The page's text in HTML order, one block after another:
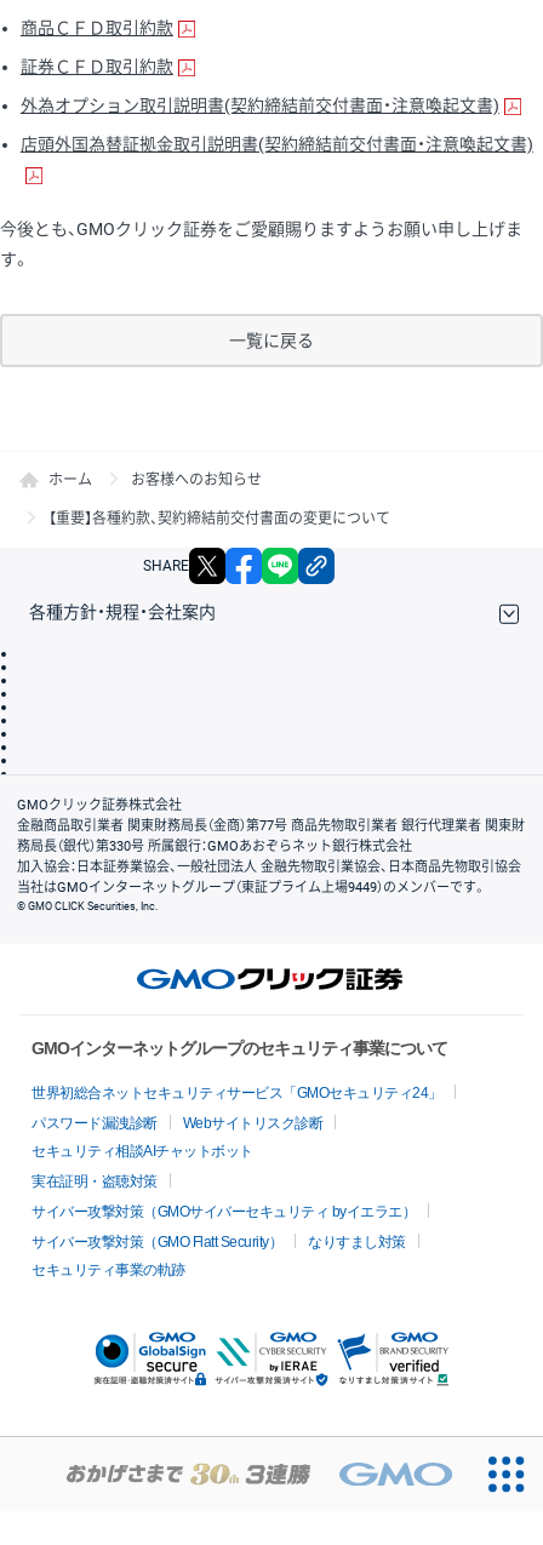
商品ＣＦＤ取引約款
証券ＣＦＤ取引約款
外為オプション取引説明書(契約締結前交付書面・注意喚起文書)
店頭外国為替証拠金取引説明書(契約締結前交付書面・注意喚起文書)
今後とも、GMOクリック証券をご愛顧賜りますようお願い申し上げま
す。
一覧に戻る
ホーム お客様へのお知らせ
【重要】各種約款、契約締結前交付書面の変更について
SHARE X facebook
各種方針・規程・会社案内
会社案内
GMOクリック証券株式会社
金融商品取引業者 関東財務局長（金商）第77号 商品先物取引業者 銀行代理業者 関東財
務局長（銀代）第330号 所属銀行：GMOあおぞらネット銀行株式会社
加入協会：日本証券業協会、一般社団法人 金融先物取引業協会、日本商品先物取引協会
当社はGMOインターネットグループ（東証プライム上場9449）のメンバーです。
© GMO CLICK Securities, Inc.
GMOインターネットグループのセキュリティ事業について
世界初総合ネットセキュリティサービス「GMOセキュリティ24」
パスワード漏洩診断
Webサイトリスク診断
セキュリティ相談AIチャットボット
実在証明・盗聴対策
サイバー攻撃対策（GMOサイバーセキュリティ byイエラエ）
サイバー攻撃対策（GMO Flatt Security）
なりすまし対策
セキュリティ事業の軌跡